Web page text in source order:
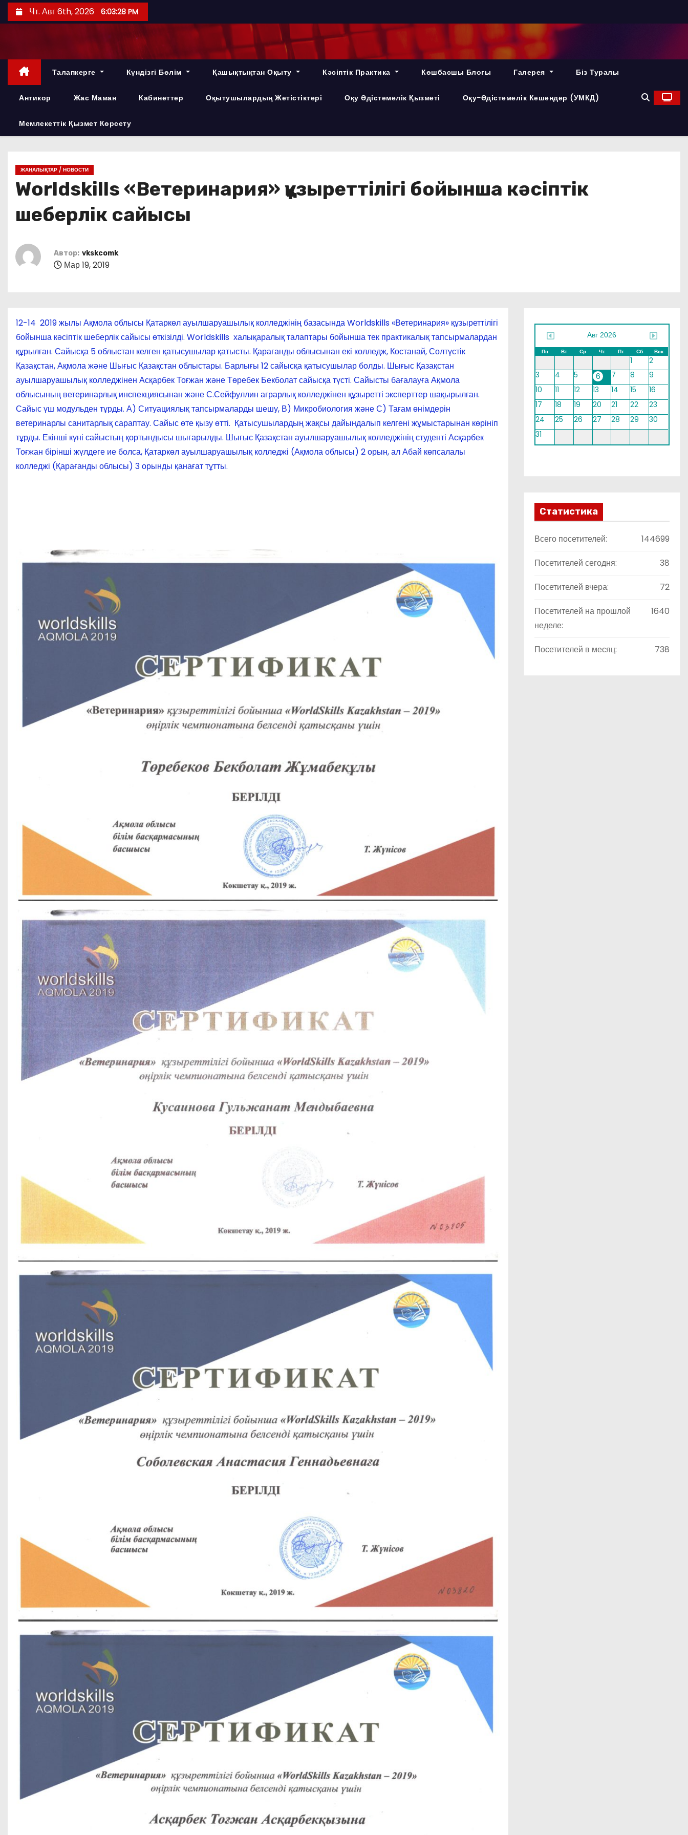
е
о
Чт. Авг 6th, 2026 6:03:29 PM
Талапкерге Күндізгі Бөлім Қашықтықтан Оқыту Кәсіптік Практика Көшбасшы Блогы Галерея Біз Туралы
Антикор Жас Маман Кабинеттер Оқытушылардың Жетістіктері Оқу Әдістемелік Қызметі Оқу-Әдістемелік Кешендер (УМКД)
Мемлекеттік Қызмет Көрсету
ЖАҢАЛЫҚТАР / НОВОСТИ
Worldskills «Ветеринария» құзыреттілігі бойынша кәсіптік
шеберлік сайысы
Автор: vkskcomk
Мар 19, 2019
12-14 2019 жылы Ақмола облысы Қатаркөл ауылшаруашылық колледжінің базасында Worldskills «Ветеринария» құзыреттілігі
бойынша кәсіптік шеберлік сайысы өткізілді. Worldskills халықаралық талаптары бойынша тек практикалық тапсырмалардан
құрылған. Сайысқа 5 облыстан келген қатысушылар қатысты. Қарағанды облысынан екі колледж, Костанай, Солтүстік
Қазақстан, Ақмола және Шығыс Қазақстан облыстары. Барлығы 12 сайысқа қатысушылар болды. Шығыс Қазақстан
ауылшаруашылық колледжінен Асқарбек Тоғжан және Төребек Бекболат сайысқа түсті. Сайысты бағалауға Ақмола
облысының ветеринарлық инспекциясынан және С.Сейфуллин аграрлық колледжінен құзыретті эксперттер шақырылған.
Сайыс үш модульден тұрды. А) Ситуациялық тапсырмаларды шешу, В) Микробиология және С) Тағам өнімдерін
ветеринарлы санитарлық сараптау. Сайыс өте қызу өтті. Қатысушылардың жақсы дайындалып келгені жұмыстарынан көрініп
тұрды. Екінші күні сайыстың қортындысы шығарылды. Шығыс Қазақстан ауылшаруашылық колледжінің студенті Асқарбек
Тоғжан бірінші жүлдеге ие болса, Қатаркөл ауылшаруашылық колледжі (Ақмола облысы) 2 орын, ал Абай көпсалалы
колледжі (Қарағанды облысы) 3 орынды қанағат тұтты.
Авг 2026
Пн Вт Ср Чт Пт Сб Вск
1
2
3
4 5 6 7 8
9
10
11 12 13 14 15
16
17
18 19 20 21 22
23
24
25 26 27 28 29
30
31
Статистика
144699
Всего посетителей:
38
Посетителей сегодня:
72
Посетителей вчера:
1640
Посетителей на прошлой
неделе:
738
Посетителей в месяц: